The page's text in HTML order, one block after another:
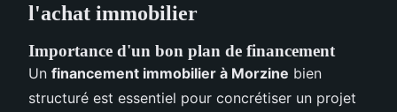
l'achat immobilier
Importance d'un bon plan de financement
Un financement immobilier à Morzine bien
structuré est essentiel pour concrétiser un projet